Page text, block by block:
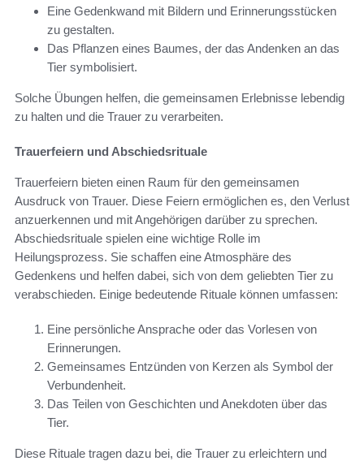
Eine Gedenkwand mit Bildern und Erinnerungsstücken
zu gestalten.
Das Pflanzen eines Baumes, der das Andenken an das
Tier symbolisiert.
Solche Übungen helfen, die gemeinsamen Erlebnisse lebendig
zu halten und die Trauer zu verarbeiten.
Trauerfeiern und Abschiedsrituale
Trauerfeiern bieten einen Raum für den gemeinsamen
Ausdruck von Trauer. Diese Feiern ermöglichen es, den Verlust
anzuerkennen und mit Angehörigen darüber zu sprechen.
Abschiedsrituale spielen eine wichtige Rolle im
Heilungsprozess. Sie schaffen eine Atmosphäre des
Gedenkens und helfen dabei, sich von dem geliebten Tier zu
verabschieden. Einige bedeutende Rituale können umfassen:
Eine persönliche Ansprache oder das Vorlesen von
Erinnerungen.
Gemeinsames Entzünden von Kerzen als Symbol der
Verbundenheit.
Das Teilen von Geschichten und Anekdoten über das
Tier.
Diese Rituale tragen dazu bei, die Trauer zu erleichtern und